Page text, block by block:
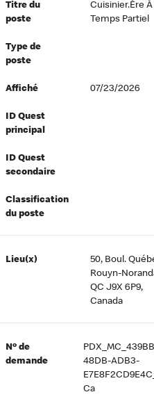
Titre du
poste
Cuisinier.ère À
Temps Partiel
Type de
poste
Affiché 07/23/2026
ID Quest
principal
ID Quest
secondaire
Classification
du poste
Lieu(x)
50, Boul.
Rouyn-
QC J9X 6P9,
Canada
Nº de
demande
48DB-ADB3-
Ca